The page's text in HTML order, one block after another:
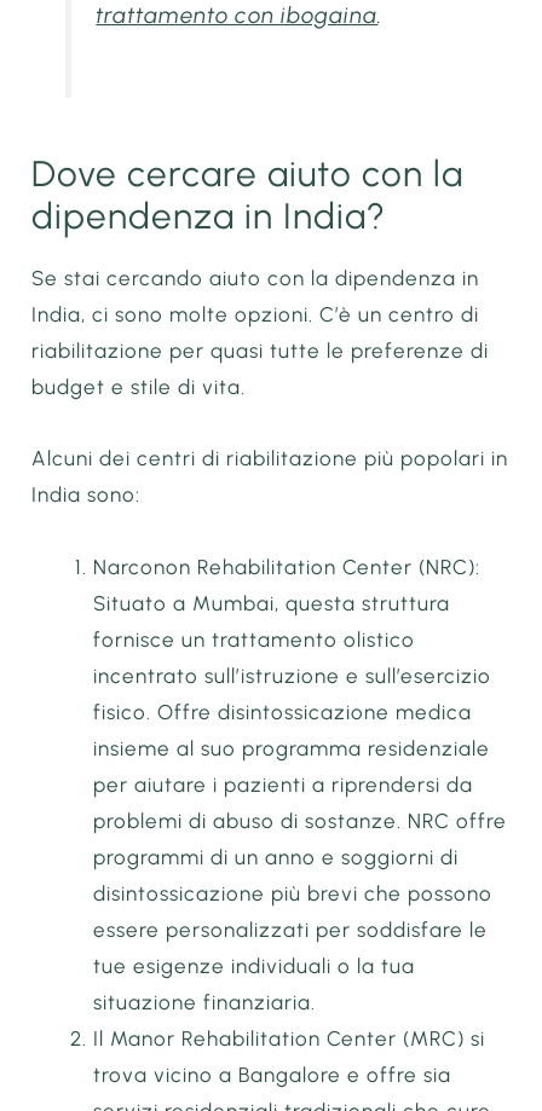
trattamento con ibogaina.
Dove cercare aiuto con la
dipendenza in India?
Se stai cercando aiuto con la dipendenza in
India, ci sono molte opzioni. C’è un centro di
riabilitazione per quasi tutte le preferenze di
budget e stile di vita.
Alcuni dei centri di riabilitazione più popolari in
India sono:
Narconon Rehabilitation Center (NRC):
Situato a Mumbai, questa struttura
fornisce un trattamento olistico
incentrato sull’istruzione e sull’esercizio
fisico. Offre disintossicazione medica
insieme al suo programma residenziale
per aiutare i pazienti a riprendersi da
problemi di abuso di sostanze. NRC offre
programmi di un anno e soggiorni di
disintossicazione più brevi che possono
essere personalizzati per soddisfare le
tue esigenze individuali o la tua
situazione finanziaria.
Il Manor Rehabilitation Center (MRC) si
trova vicino a Bangalore e offre sia